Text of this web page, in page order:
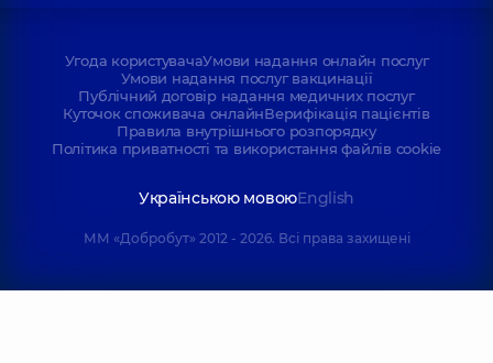
Угода користувачаУмови надання онлайн послуг
Умови надання послуг вакцинації
Публічний договір надання медичних послуг
Куточок споживача онлайнВерифікація пацієнтів
Правила внутрішнього розпорядку
Політика приватності та використання файлів cookie
Українською мовоюEnglish
ММ «Добробут» 2012 - 2026. Всі права захищені